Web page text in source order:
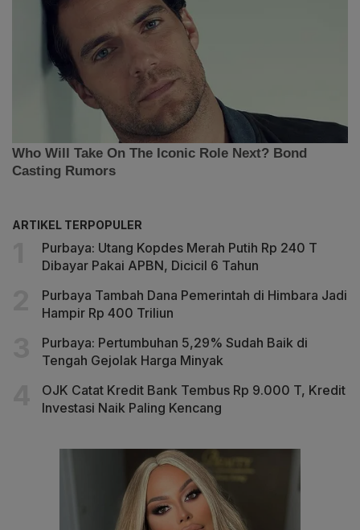
ARTIKEL TERPOPULER
Purbaya: Utang Kopdes Merah Putih Rp 240 T
Dibayar Pakai APBN, Dicicil 6 Tahun
Purbaya Tambah Dana Pemerintah di Himbara Jadi
Hampir Rp 400 Triliun
Purbaya: Pertumbuhan 5,29% Sudah Baik di
Tengah Gejolak Harga Minyak
OJK Catat Kredit Bank Tembus Rp 9.000 T, Kredit
Investasi Naik Paling Kencang